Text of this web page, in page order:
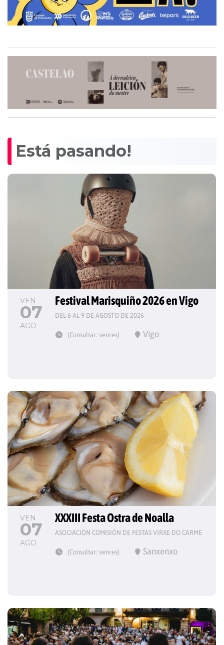
Está pasando!
VEN
07
AGO
Festival Marisquiño 2026 en Vigo
DEL 6 AL 9 DE AGOSTO DE 2026
(Consultar: venres) Vigo
VEN
07
AGO
XXXIII Festa Ostra de Noalla
ASOCIACIÓN COMISIÓN DE FESTAS VIRXE DO CARME
(Consultar: venres) Sanxenxo